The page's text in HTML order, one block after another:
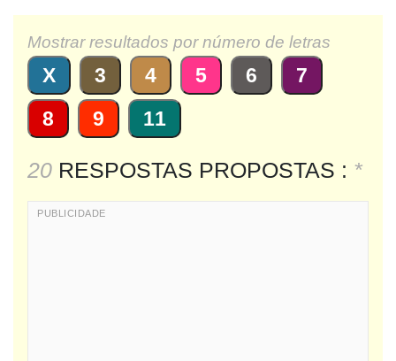
Mostrar resultados por número de letras
X 3 4 5 6
7
8
9 11
20 RESPOSTAS PROPOSTAS : *